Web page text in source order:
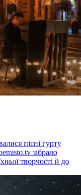
пісні гурту
зібрало
творчості й до